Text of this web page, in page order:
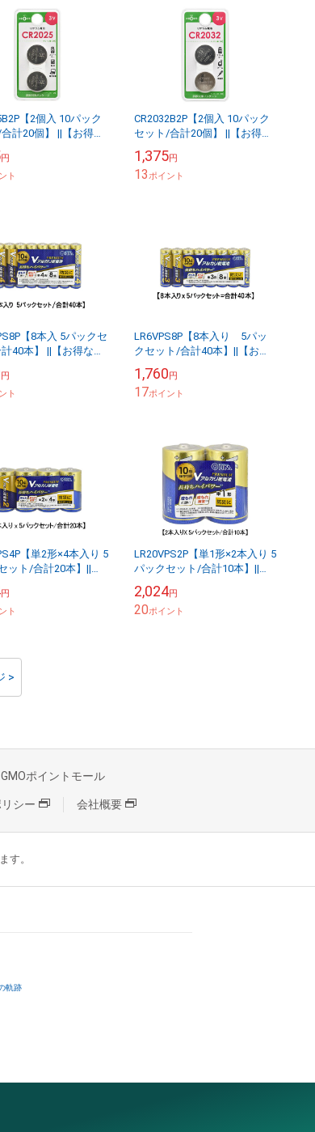
【2個入 10パック
計20個】 ||【お得な
クセット/合...
円
ト
CR2032B2P【2個入 10パック
セット/合計20個】 ||【お得な
り 10パックセット/合...
1,375円
13ポイント
【8本入 5パックセ
40本】 ||【お得なセ
Vシリーズ プレミ...
円
ト
LR6VPS8P【8本入り 5パッ
クセット/合計40本】||【お得
池 オーム電機 Vシリーズ プレ
ミア...
1,760円
17ポイント
【単2形×4本入り 5
ット/合計20本】||
Vシリーズ
円
ト
LR20VPS2P【単1形×2本入り 5
パックセット/合計10本】||
リ乾電池 Vシリーズ
PREMIUM...
2,024円
20ポイント
>
GMOポイントモール
シー 会社概要
す。
軌跡